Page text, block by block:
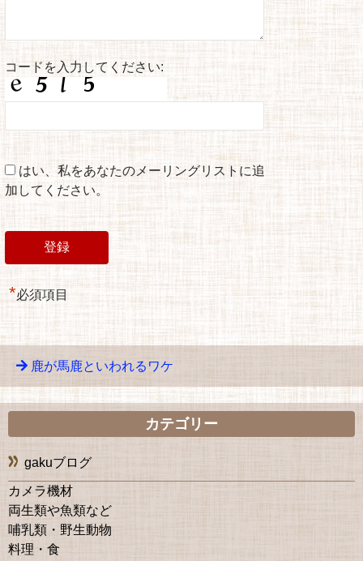
コードを入力してください:
はい、私をあなたのメーリングリストに追
加してください。
*必須項目
鹿が馬鹿といわれるワケ
カテゴリー
gakuブログ
カメラ機材
両生類や魚類など
哺乳類・野生動物
料理・食